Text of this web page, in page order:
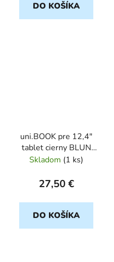
DO KOŠÍKA
uni.BOOK pre 12,4"
tablet cierny BLUN
blister
Skladom (1 ks)
27,50 €
DO KOŠÍKA